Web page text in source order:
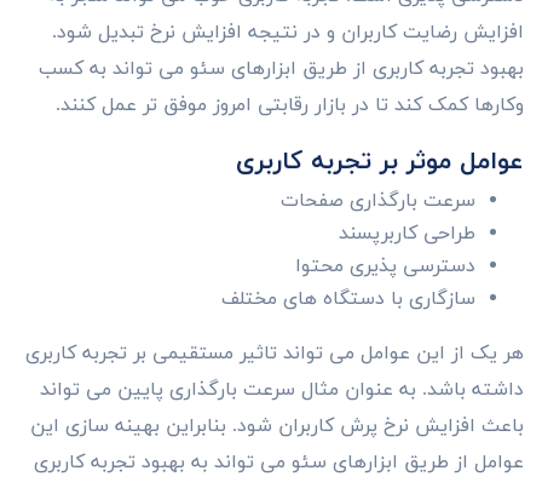
افزایش رضایت کاربران و در نتیجه افزایش نرخ تبدیل شود.
بهبود تجربه کاربری از طریق ابزارهای سئو می تواند به کسب
وکارها کمک کند تا در بازار رقابتی امروز موفق تر عمل کنند.
عوامل موثر بر تجربه کاربری
سرعت بارگذاری صفحات
طراحی کاربرپسند
دسترسی پذیری محتوا
سازگاری با دستگاه های مختلف
هر یک از این عوامل می تواند تاثیر مستقیمی بر تجربه کاربری
داشته باشد. به عنوان مثال سرعت بارگذاری پایین می تواند
باعث افزایش نرخ پرش کاربران شود. بنابراین بهینه سازی این
عوامل از طریق ابزارهای سئو می تواند به بهبود تجربه کاربری